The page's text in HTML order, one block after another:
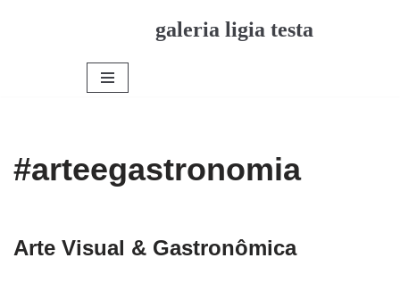
galeria ligia testa
#arteegastronomia
Arte Visual & Gastronômica